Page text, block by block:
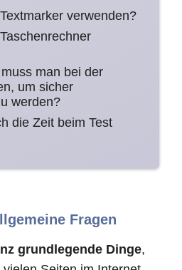
verwenden?
man bei der
um sicher
werden?
die Zeit beim Test
Fragen
grundlegende Dinge,